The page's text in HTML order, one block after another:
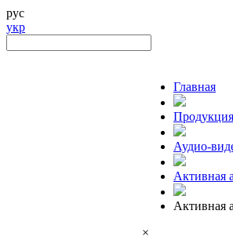
рус
укр
Главная
Продукция
Аудио-
Активная
Активная
×